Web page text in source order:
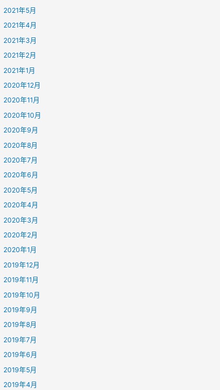
2021年5月
2021年4月
2021年3月
2021年2月
2021年1月
2020年12月
2020年11月
2020年10月
2020年9月
2020年8月
2020年7月
2020年6月
2020年5月
2020年4月
2020年3月
2020年2月
2020年1月
2019年12月
2019年11月
2019年10月
2019年9月
2019年8月
2019年7月
2019年6月
2019年5月
2019年4月